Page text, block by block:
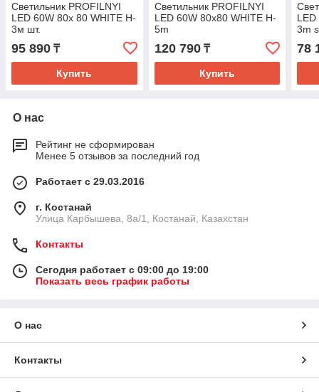
Светильник PROFILNYI
LED 60W 80х 80 WHITE H-
3м шт.
95 890 ₸
Купить
Светильник PROFILNYI
LED 60W 80х80 WHITE H-
5m
120 790₸
Купить
LED
3m
78
О нас
Рейтинг не сформирован
Менее 5 отзывов за последний год
Работает с 29.03.2016
г. Костанай
Улица Карбышева, 8а/1, Костанай, Казахстан
Контакты
Сегодня работает с 09:00 до 19:00
Показать весь график работы
О нас
Контакты